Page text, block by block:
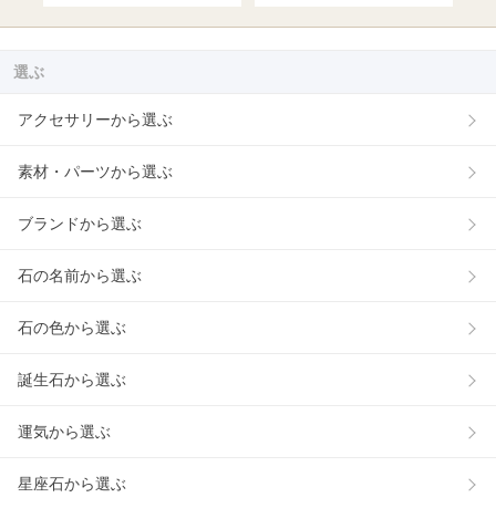
選ぶ
アクセサリーから選ぶ
素材・パーツから選ぶ
ブランドから選ぶ
石の名前から選ぶ
石の色から選ぶ
誕生石から選ぶ
運気から選ぶ
星座石から選ぶ